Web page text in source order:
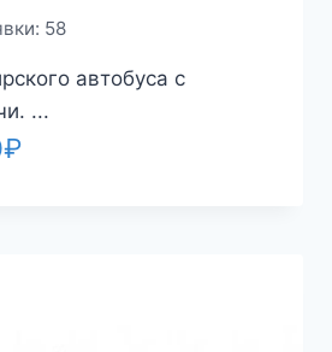
58
автобуса с
...
₽